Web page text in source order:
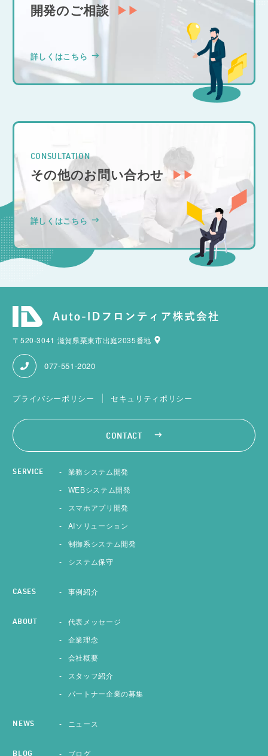
開発のご相談
詳しくはこちら
CONSULTATION
その他のお問い合わせ
詳しくはこちら
〒520-3041 滋賀県栗東市出庭2035番地
077-551-2020
プライバシーポリシー セキュリティポリシー
CONTACT
SERVICE
業務システム開発
WEBシステム開発
スマホアプリ開発
AIソリューション
制御系システム開発
システム保守
CASES 事例紹介
ABOUT
代表メッセージ
企業理念
会社概要
スタッフ紹介
パートナー企業の募集
NEWS ニュース
ブログ